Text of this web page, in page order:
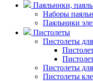
Паяльники,
Наборы
Паяльники
Пистолеты
Пистолеты
Пистолеты
Пистолеты